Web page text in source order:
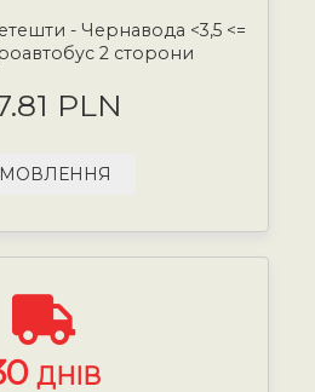
- Чернавода <3,5 <=
2 сторони
PLN
ДНІВ